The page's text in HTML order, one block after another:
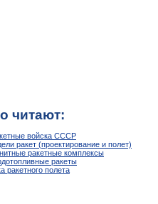
читают:
войска СССР
ракет (проектирование и полет)
ракетные комплексы
ракеты
ракетного полета